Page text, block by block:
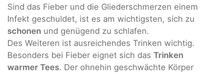
Sind das Fieber und die Gliederschmerzen einem
Infekt geschuldet, ist es am wichtigsten, sich zu
schonen und genügend zu schlafen.
Des Weiteren ist ausreichendes Trinken wichtig.
Besonders bei Fieber eignet sich das Trinken
warmer Tees. Der ohnehin geschwächte Körper